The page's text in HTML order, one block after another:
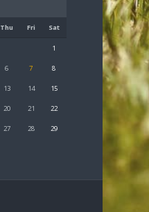
Thu Fri Sat
1
6 7 8
13 14 15
20 21 22
27 28 29